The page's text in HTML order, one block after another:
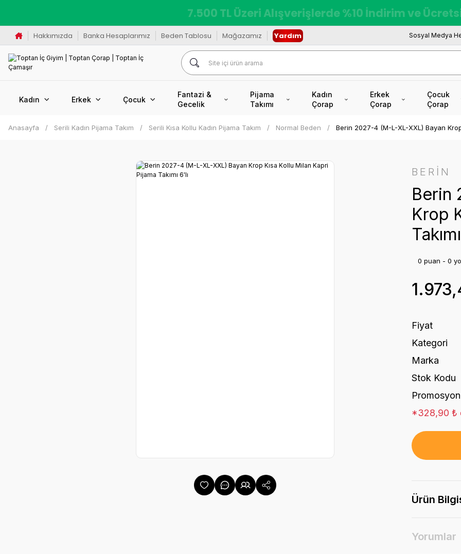
7.500 TL Üzeri Alışverişlerde %10 İndirim ve
Hakkımızda Banka Hesaplarımız Beden Tablosu Mağazamız Yardım Sosyal Medya
Kadın Erkek Çocuk
Fantazi &
Gecelik
Pijama
Takımı
Kadın
Çorap
Erkek
Çorap
Çocuk
Çorap
Anasayfa Serili Kadın Pijama Takım Serili Kısa Kollu Kadın Pijama Takım Normal Beden Berin 2027-4 (M-L-XL-XXL) Bayan Krop
BERİN
Berin
Krop
0 puan - 0
Fiyat
Kategori
Marka
Stok Kodu
Promosyon
*328,90 ₺
Ürün
Yorumlar